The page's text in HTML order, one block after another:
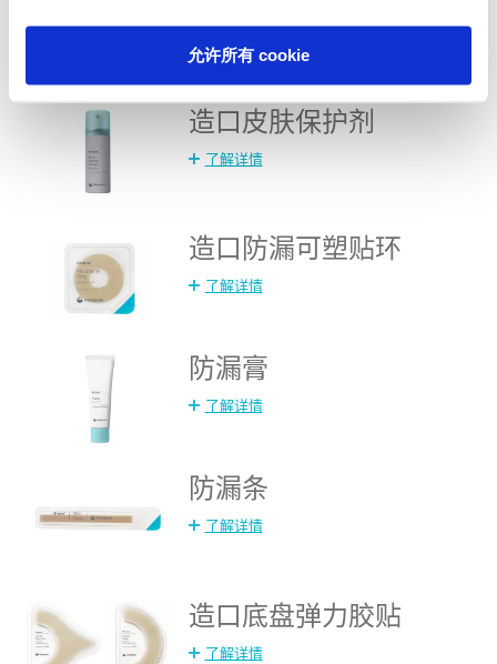
允许所有 cookie
造口皮肤保护剂
了解详情
造口防漏可塑贴环
了解详情
防漏膏
了解详情
防漏条
了解详情
造口底盘弹力胶贴
了解详情